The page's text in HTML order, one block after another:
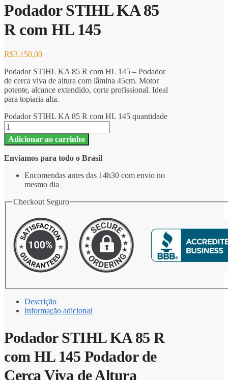
Podador STIHL KA 85
R com HL 145
R$3.150,00
Podador STIHL KA 85 R com HL 145 – Podador
de cerca viva de altura com lâmina 45cm. Motor
potente, alcance extendido, corte profissional. Ideal
para topiaria alta.
Podador STIHL KA 85 R com HL 145 quantidade
Adicionar ao carrinho
Enviamos para todo o Brasil
Encomendas antes das 14h30 com envio no
mesmo dia
Checkout Seguro
Descrição
Informação adicional
Podador STIHL KA 85 R
com HL 145 Podador de
Cerca Viva de Altura